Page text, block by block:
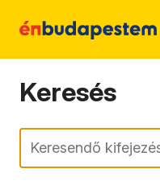
Keresés
Keresés